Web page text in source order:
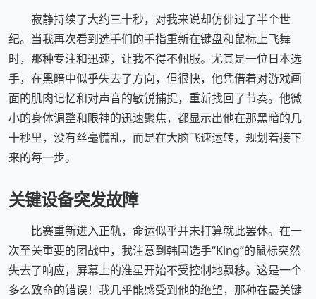
寂静持续了大约三十秒，对我来说却仿佛过了半个世
纪。当我再次看到选手们的手指重新在键盘和鼠标上飞舞
时，那种专注和迅速，让我不得不佩服。尤其是一位日本选
手，在黑暗中似乎失去了方向，但很快，他凭借着对游戏画
面的肌肉记忆和对声音的敏锐捕捉，重新找回了节奏。他微
小的身体调整和眼神的迅速聚焦，都显示出他在那黑暗的几
十秒里，没有丝毫慌乱，而是在大脑飞速运转，规划着接下
来的每一步。
关键设备突发故障
比赛重新进入正轨，命运似乎并未打算就此罢休。在一
次至关重要的团战中，我注意到韩国选手“King”的鼠标突然
失去了响应，屏幕上的准星开始不受控制地飘移。这是一个
多么致命的错误！我几乎能感受到他的绝望，那种在最关键